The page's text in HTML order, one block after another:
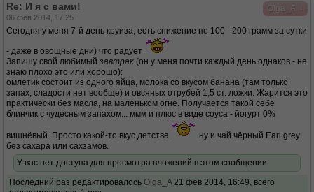
Olga_A
Re: И я с вами!
06 фев 2014, 17:25
Сегодня у меня 7-й день круиза, есть снижение по 100 - 200 грамм за сутки
- даже в овощные дни) что радует
Запишу свой любимый завтрак (он у меня почти каждый день однаков - не
знаю плохо это или хорошо):
омлетик состоит из одного яйца, молока со вкусом банана (там только
запах, сладости нет вообще) и овсяных отрубей 1,5 ст. ложки. Жарится это
практически без масла, на маленьком огне. Получается такой себе
блинчик с чудесным запахом... ммм и плюс в виде соуса - йогурт 0%
вишнёвый. Просто какой-то вкус детства
ну и чай чёрный Earl grey
без сахара или сахзамов.
У вас нет доступа для просмотра вложений в этом сообщении.
Последний раз редактировалось Olga_A21 фев 2014, 16:49, всего